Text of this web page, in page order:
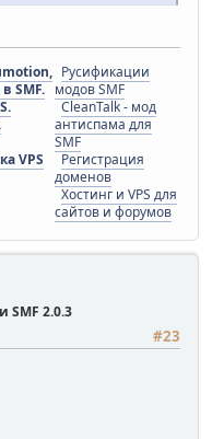
SMF.
VPS
Русификации
модов SMF
CleanTalk - мод
антиспама для
SMF
Регистрация
доменов
Хостинг и VPS для
сайтов и форумов
SMF 2.0.3
#23